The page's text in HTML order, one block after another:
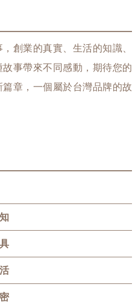
創業的真實、生活的知識、
事帶來不同感動，期待您的
章，一個屬於台灣品牌的故